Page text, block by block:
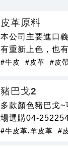
皮革原料
本公司主要進口
有重新上色，也
#牛皮 #皮革 #皮
豬巴戈2
多款顏色豬巴戈
場選購04-
#牛皮革.羊皮革 #